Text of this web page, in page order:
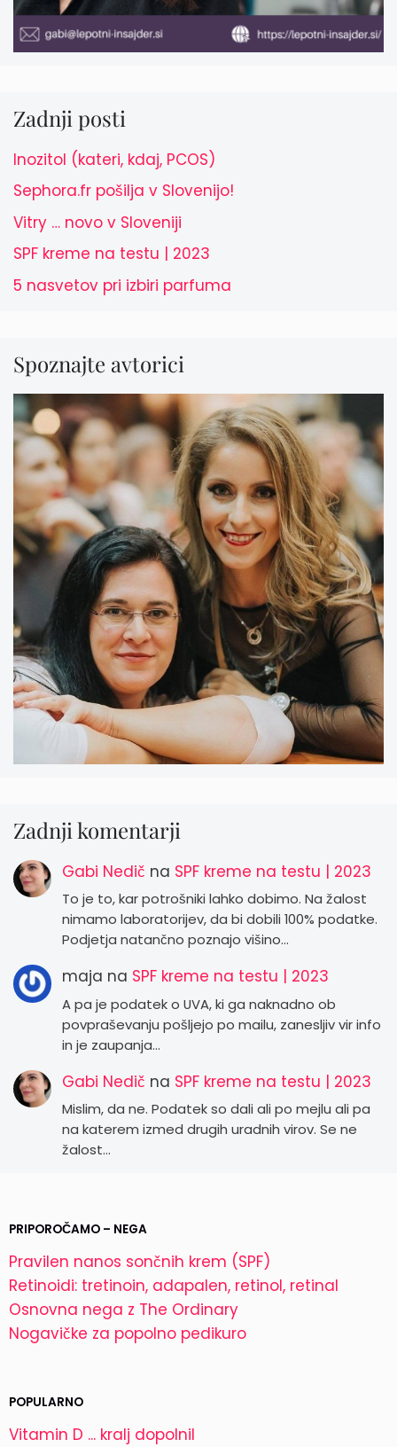
Zadnji posti
Inozitol (kateri, kdaj, PCOS)
Sephora.fr pošilja v Slovenijo!
Vitry … novo v Sloveniji
SPF kreme na testu | 2023
5 nasvetov pri izbiri parfuma
Spoznajte avtorici
Zadnji komentarji
Gabi Nedič na SPF kreme na testu | 2023
To je to, kar potrošniki lahko dobimo. Na žalost
nimamo laboratorijev, da bi dobili 100% podatke.
Podjetja natančno poznajo višino…
maja na SPF kreme na testu | 2023
A pa je podatek o UVA, ki ga naknadno ob
povpraševanju pošljejo po mailu, zanesljiv vir info
in je zaupanja…
Gabi Nedič na SPF kreme na testu | 2023
Mislim, da ne. Podatek so dali ali po mejlu ali pa
na katerem izmed drugih uradnih virov. Se ne
žalost…
PRIPOROČAMO – NEGA
Pravilen nanos sončnih krem (SPF)
Retinoidi: tretinoin, adapalen, retinol, retinal
Osnovna nega z The Ordinary
Nogavičke za popolno pedikuro
POPULARNO
Vitamin D ... kralj dopolnil